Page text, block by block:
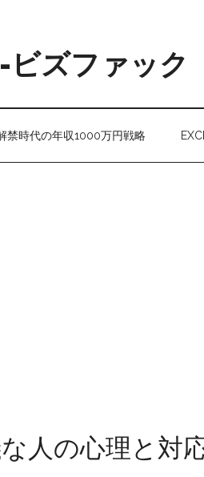
ビズファック
禁時代の年収1000万円戦略
人の心理と対